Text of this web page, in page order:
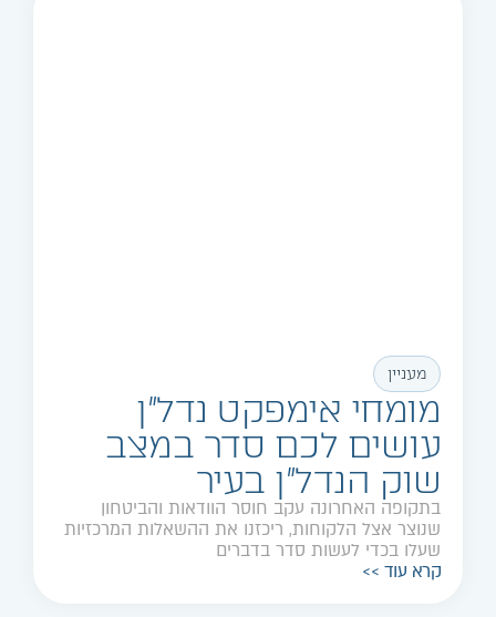
מעניין
מומחי אימפקט נדל"ן
עושים לכם סדר במצב
שוק הנדל"ן בעיר
בתקופה האחרונה עקב חוסר הוודאות והביטחון
שנוצר אצל הלקוחות, ריכזנו את ההשאלות המרכזיות
שעלו בכדי לעשות סדר בדברים
קרא עוד >>